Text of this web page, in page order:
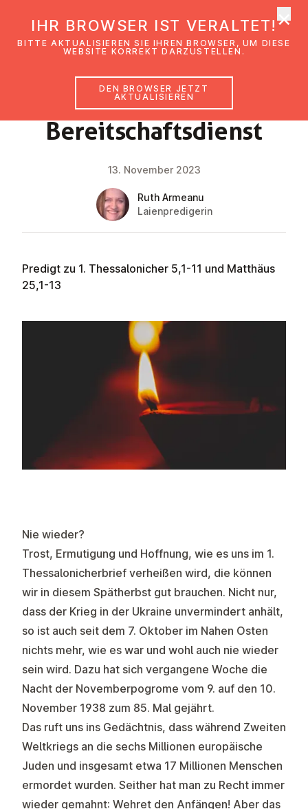
Be­reit­schafts­dienst
GLAUBENSIMPULS
13. November 2023
Ruth Armeanu
Laienpredigerin
Predigt zu 1. Thessalonicher 5,1-11 und Matthäus
25,1-13
Nie wieder?
Trost, Ermutigung und Hoffnung, wie es uns im 1.
Thessalonicherbrief verheißen wird, die können
wir in diesem Spätherbst gut brauchen. Nicht nur,
dass der Krieg in der Ukraine unvermindert anhält,
so ist auch seit dem 7. Oktober im Nahen Osten
nichts mehr, wie es war und wohl auch nie wieder
sein wird. Dazu hat sich vergangene Woche die
Nacht der Novemberpogrome vom 9. auf den 10.
November 1938 zum 85. Mal gejährt.
Das ruft uns ins Gedächtnis, dass während Zweiten
Weltkriegs an die sechs Millionen europäische
Juden und insgesamt etwa 17 Millionen Menschen
ermordet wurden. Seither hat man zu Recht immer
wieder gemahnt: Wehret den Anfängen! Aber das
IHR BROWSER IST VERALTET!
BITTE AKTUALISIEREN SIE IHREN BROWSER, UM DIESE
WEBSITE KORREKT DARZUSTELLEN.
DEN BROWSER JETZT
AKTUALISIEREN
×